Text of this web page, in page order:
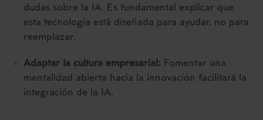
dudas sobre la IA. Es fundamental explicar que
esta tecnología está diseñada para ayudar, no para
reemplazar.
Adaptar la cultura empresarial: Fomentar una
mentalidad abierta hacia la innovación facilitará la
integración de la IA.